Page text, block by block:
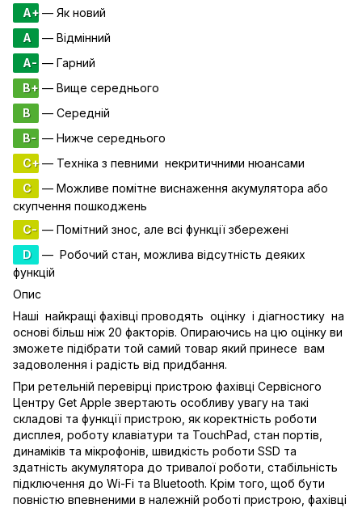
A+— Як новий
A
— Відмінний
A- — Гарний
B+ — Вище середнього
B
— Середній
B- — Нижче середнього
C+— Техніка з певними некритичними нюансами
C
— Можливе помітне виснаження акумулятора або
скупчення пошкоджень
C- — Помітний знос, але всі функції збережені
D
— Робочий стан, можлива відсутність деяких
функцій
Опис
Наші найкращі фахівці проводять оцінку і діагностику на
основі більш ніж 20 факторів. Опираючись на цю оцінку ви
зможете підібрати той самий товар який принесе вам
задоволення і радість від придбання.
При ретельній перевірці пристрою фахівці Сервісного
Центру Get Apple звертають особливу увагу на такі
складові та функції пристрою, як коректність роботи
дисплея, роботу клавіатури та TouchPad, стан портів,
динаміків та мікрофонів, швидкість роботи SSD та
здатність акумулятора до тривалої роботи, стабільність
підключення до Wi-Fi та Bluetooth. Крім того, щоб бути
повністю впевненими в належній роботі пристрою, фахівці